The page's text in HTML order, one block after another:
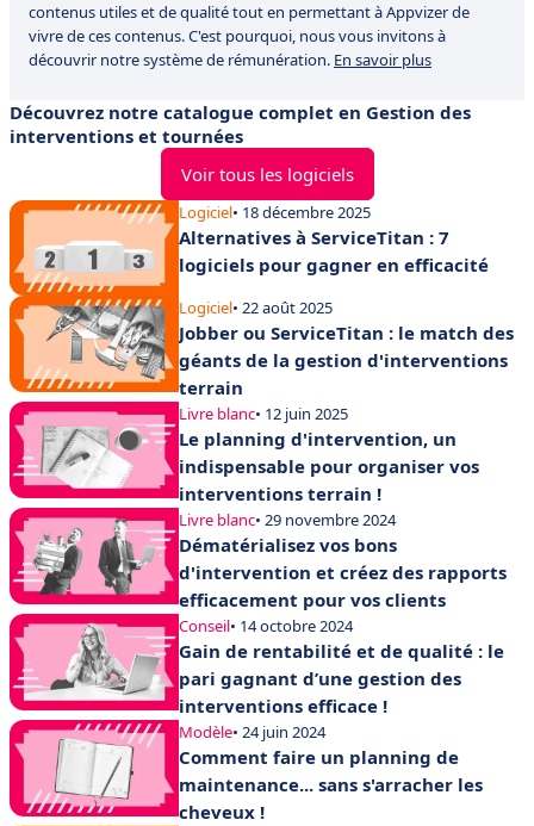
contenus utiles et de qualité tout en permettant à Appvizer de
vivre de ces contenus. C'est pourquoi, nous vous invitons à
découvrir notre système de rémunération. En savoir plus
Découvrez notre catalogue complet en Gestion des
interventions et tournées
Voir tous les logiciels
Logiciel• 18 décembre 2025
Alternatives à ServiceTitan : 7
logiciels pour gagner en efficacité
Logiciel• 22 août 2025
Jobber ou ServiceTitan : le match des
géants de la gestion d'interventions
terrain
Livre blanc• 12 juin 2025
Le planning d'intervention, un
indispensable pour organiser vos
interventions terrain !
Livre blanc• 29 novembre 2024
Dématérialisez vos bons
d'intervention et créez des rapports
efficacement pour vos clients
Conseil• 14 octobre 2024
Gain de rentabilité et de qualité : le
pari gagnant d’une gestion des
interventions efficace !
Modèle• 24 juin 2024
Comment faire un planning de
maintenance... sans s'arracher les
cheveux !